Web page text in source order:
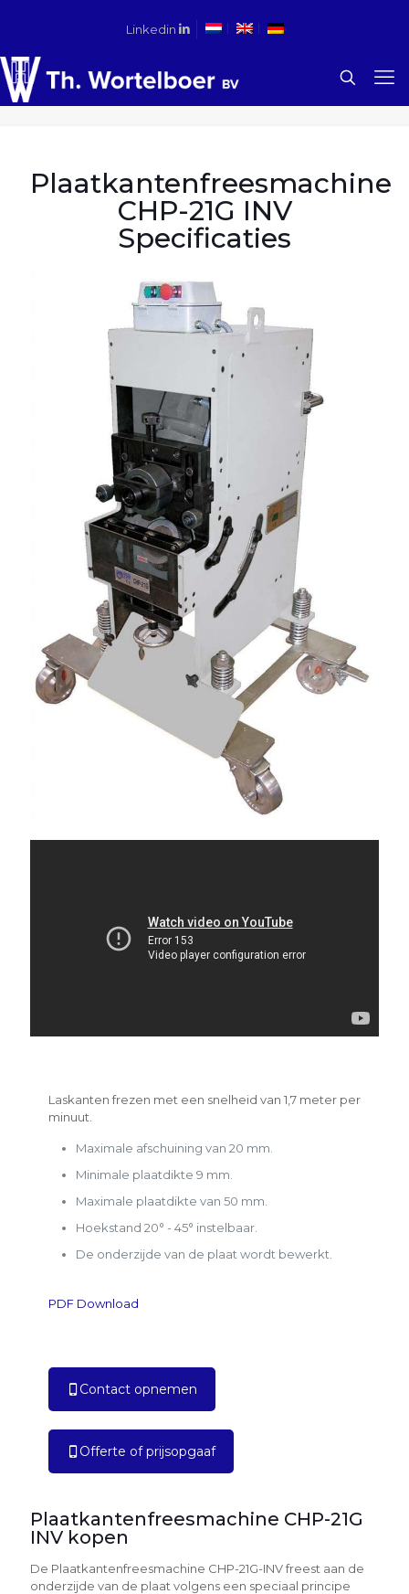
Linkedin
Plaatkantenfreesmachine
CHP-21G INV
Specificaties
Laskanten frezen met een snelheid van 1,7 meter per
minuut.
Maximale afschuining van 20 mm.
Minimale plaatdikte 9 mm.
Maximale plaatdikte van 50 mm.
Hoekstand 20° - 45° instelbaar.
De onderzijde van de plaat wordt bewerkt.
PDF Download
Contact opnemen
Offerte of prijsopgaaf
Plaatkantenfreesmachine CHP-21G
INV kopen
De Plaatkantenfreesmachine CHP-21G-INV freest aan de
onderzijde van de plaat volgens een speciaal principe